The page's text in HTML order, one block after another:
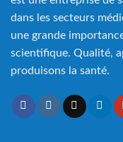
dans les secteurs
une grande
scientifique. Qualité,
produisons la santé.